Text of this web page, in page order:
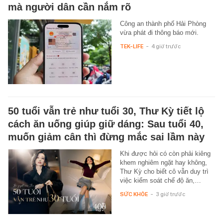
mà người dân cần nắm rõ
Công an thành phố Hải Phòng
vừa phát đi thông báo mới.
TEK-LIFE - 4 giờ trước
50 tuổi vẫn trẻ như tuổi 30, Thư Kỳ tiết lộ
cách ăn uống giúp giữ dáng: Sau tuổi 40,
muốn giảm cân thì đừng mắc sai lầm này
Khi được hỏi có còn phải kiêng
khem nghiêm ngặt hay không,
Thư Kỳ cho biết cô vẫn duy trì
việc kiểm soát chế độ ăn,…
SỨC KHỎE - 3 giờ trước